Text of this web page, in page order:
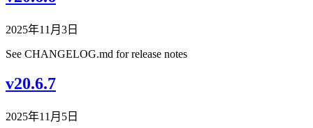
2025年11月3日
See CHANGELOG.md for release notes
v20.6.7
2025年11月5日